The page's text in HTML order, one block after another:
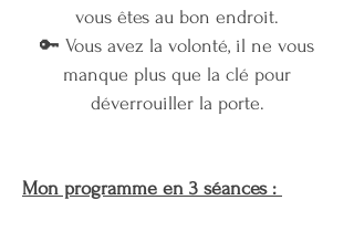
vous êtes au bon endroit.
🔑 Vous avez la volonté, il ne vous
manque plus que la clé pour
déverrouiller la porte.
Mon programme en 3 séances :